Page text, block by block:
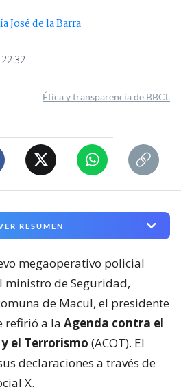
José de la Barra
Ética y transparencia de BBCL
RESUMEN
megaoperativo policial
ministro de Seguridad,
de Macul, el presidente
refirió a la Agenda contra el
el Terrorismo (ACOT). El
declaraciones a través de
X.